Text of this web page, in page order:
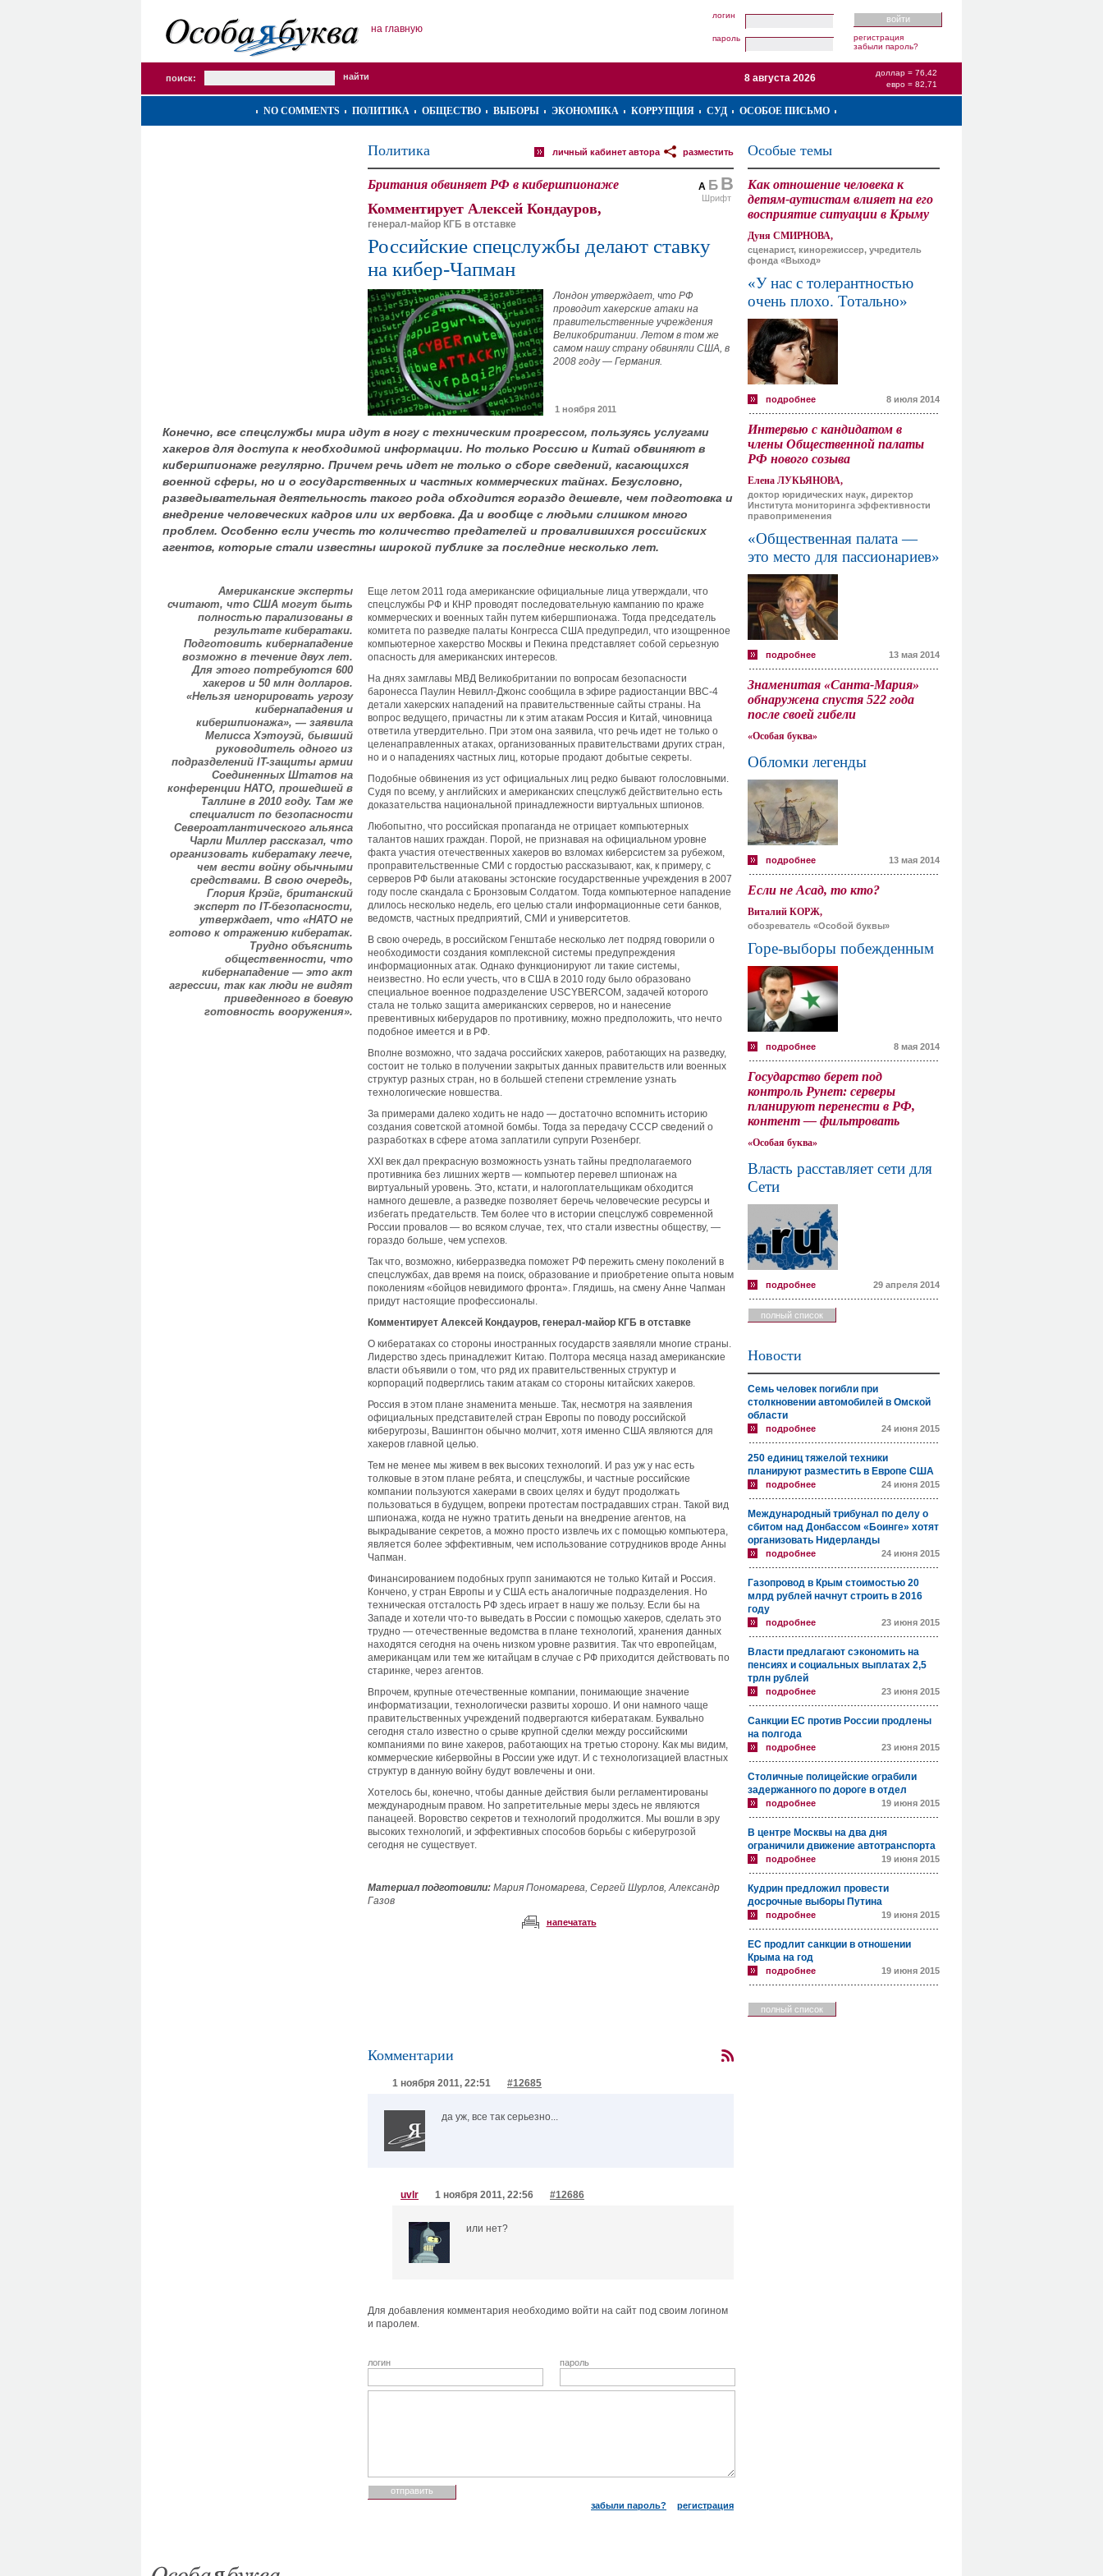
на главную
логин
пароль
регистрация
забыли пароль?
поиск:
доллар = 76,42
евро = 82,71
8 августа 2026
NO COMMENTS ПОЛИТИКА ОБЩЕСТВО ВЫБОРЫ ЭКОНОМИКА КОРРУПЦИЯ СУД ОСОБОЕ ПИСЬМО
Политика разместить
личный кабинет автора
А Б В
Шрифт
Британия обвиняет РФ в кибершпионаже
Комментирует Алексей Кондауров,
генерал-майор КГБ в отставке
Российские спецслужбы делают ставку
на кибер-Чапман
Лондон утверждает, что РФ
проводит хакерские атаки на
правительственные учреждения
Великобритании. Летом в том же
самом нашу страну обвиняли США, в
2008 году — Германия.
1 ноября 2011
Конечно, все спецслужбы мира идут в ногу с техническим прогрессом, пользуясь услугами
хакеров для доступа к необходимой информации. Но только Россию и Китай обвиняют в
кибершпионаже регулярно. Причем речь идет не только о сборе сведений, касающихся
военной сферы, но и о государственных и частных коммерческих тайнах. Безусловно,
разведывательная деятельность такого рода обходится гораздо дешевле, чем подготовка и
внедрение человеческих кадров или их вербовка. Да и вообще с людьми слишком много
проблем. Особенно если учесть то количество предателей и провалившихся российских
агентов, которые стали известны широкой публике за последние несколько лет.
Американские эксперты
считают, что США могут быть
полностью парализованы в
результате кибератаки.
Подготовить кибернападение
возможно в течение двух лет.
Для этого потребуются 600
хакеров и 50 млн долларов.
«Нельзя игнорировать угрозу
кибернападения и
кибершпионажа», — заявила
Мелисса Хэтоуэй, бывший
руководитель одного из
подразделений IT-защиты армии
Соединенных Штатов на
конференции НАТО, прошедшей в
Таллине в 2010 году. Там же
специалист по безопасности
Североатлантического альянса
Чарли Миллер рассказал, что
организовать кибератаку легче,
чем вести войну обычными
средствами. В свою очередь,
Глория Крэйг, британский
эксперт по IT-безопасности,
утверждает, что «НАТО не
готово к отражению кибератак.
Трудно объяснить
общественности, что
кибернападение — это акт
агрессии, так как люди не видят
приведенного в боевую
готовность вооружения».
Еще летом 2011 года американские официальные лица утверждали, что
спецслужбы РФ и КНР проводят последовательную кампанию по краже
коммерческих и военных тайн путем кибершпионажа. Тогда председатель
комитета по разведке палаты Конгресса США предупредил, что изощренное
компьютерное хакерство Москвы и Пекина представляет собой серьезную
опасность для американских интересов.
На днях замглавы МВД Великобритании по вопросам безопасности
баронесса Паулин Невилл-Джонс сообщила в эфире радиостанции BBC-4
детали хакерских нападений на правительственные сайты страны. На
вопрос ведущего, причастны ли к этим атакам Россия и Китай, чиновница
ответила утвердительно. При этом она заявила, что речь идет не только о
целенаправленных атаках, организованных правительствами других стран,
но и о нападениях частных лиц, которые продают добытые секреты.
Подобные обвинения из уст официальных лиц редко бывают голословными.
Судя по всему, у английских и американских спецслужб действительно есть
доказательства национальной принадлежности виртуальных шпионов.
Любопытно, что российская пропаганда не отрицает компьютерных
талантов наших граждан. Порой, не признавая на официальном уровне
факта участия отечественных хакеров во взломах киберсистем за рубежом,
проправительственные СМИ с гордостью рассказывают, как, к примеру, с
серверов РФ были атакованы эстонские государственные учреждения в 2007
году после скандала с Бронзовым Солдатом. Тогда компьютерное нападение
длилось несколько недель, его целью стали информационные сети банков,
ведомств, частных предприятий, СМИ и университетов.
В свою очередь, в российском Генштабе несколько лет подряд говорили о
необходимости создания комплексной системы предупреждения
информационных атак. Однако функционируют ли такие системы,
неизвестно. Но если учесть, что в США в 2010 году было образовано
специальное военное подразделение USCYBERCOM, задачей которого
стала не только защита американских серверов, но и нанесение
превентивных киберударов по противнику, можно предположить, что нечто
подобное имеется и в РФ.
Вполне возможно, что задача российских хакеров, работающих на разведку,
состоит не только в получении закрытых данных правительств или военных
структур разных стран, но в большей степени стремление узнать
технологические новшества.
За примерами далеко ходить не надо — достаточно вспомнить историю
создания советской атомной бомбы. Тогда за передачу СССР сведений о
разработках в сфере атома заплатили супруги Розенберг.
XXI век дал прекрасную возможность узнать тайны предполагаемого
противника без лишних жертв — компьютер перевел шпионаж на
виртуальный уровень. Это, кстати, и налогоплательщикам обходится
намного дешевле, а разведке позволяет беречь человеческие ресурсы и
избегать предательств. Тем более что в истории спецслужб современной
России провалов — во всяком случае, тех, что стали известны обществу, —
гораздо больше, чем успехов.
Так что, возможно, киберразведка поможет РФ пережить смену поколений в
спецслужбах, дав время на поиск, образование и приобретение опыта новым
поколениям «бойцов невидимого фронта». Глядишь, на смену Анне Чапман
придут настоящие профессионалы.
Комментирует Алексей Кондауров, генерал-майор КГБ в отставке
О кибератаках со стороны иностранных государств заявляли многие страны.
Лидерство здесь принадлежит Китаю. Полтора месяца назад американские
власти объявили о том, что ряд их правительственных структур и
корпораций подверглись таким атакам со стороны китайских хакеров.
Россия в этом плане знаменита меньше. Так, несмотря на заявления
официальных представителей стран Европы по поводу российской
киберугрозы, Вашингтон обычно молчит, хотя именно США являются для
хакеров главной целью.
Тем не менее мы живем в век высоких технологий. И раз уж у нас есть
толковые в этом плане ребята, и спецслужбы, и частные российские
компании пользуются хакерами в своих целях и будут продолжать
пользоваться в будущем, вопреки протестам пострадавших стран. Такой вид
шпионажа, когда не нужно тратить деньги на внедрение агентов, на
выкрадывание секретов, а можно просто извлечь их с помощью компьютера,
является более эффективным, чем использование сотрудников вроде Анны
Чапман.
Финансированием подобных групп занимаются не только Китай и Россия.
Кончено, у стран Европы и у США есть аналогичные подразделения. Но
техническая отсталость РФ здесь играет в нашу же пользу. Если бы на
Западе и хотели что-то выведать в России с помощью хакеров, сделать это
трудно — отечественные ведомства в плане технологий, хранения данных
находятся сегодня на очень низком уровне развития. Так что европейцам,
американцам или тем же китайцам в случае с РФ приходится действовать по
старинке, через агентов.
Впрочем, крупные отечественные компании, понимающие значение
информатизации, технологически развиты хорошо. И они намного чаще
правительственных учреждений подвергаются кибератакам. Буквально
сегодня стало известно о срыве крупной сделки между российскими
компаниями по вине хакеров, работающих на третью сторону. Как мы видим,
коммерческие кибервойны в России уже идут. И с технологизацией властных
структур в данную войну будут вовлечены и они.
Хотелось бы, конечно, чтобы данные действия были регламентированы
международным правом. Но запретительные меры здесь не являются
панацеей. Воровство секретов и технологий продолжится. Мы вошли в эру
высоких технологий, и эффективных способов борьбы с киберугрозой
сегодня не существует.
Материал подготовили: Мария Пономарева, Сергей Шурлов, Александр
Газов
напечатать
Комментарии
1 ноября 2011, 22:51 #12685
да уж, все так серьезно...
uvlr 1 ноября 2011, 22:56 #12686
или нет?
Для добавления комментария необходимо войти на сайт под своим логином
и паролем.
логин пароль
забыли пароль? регистрация
Особые темы
Как отношение человека к
детям-аутистам влияет на его
восприятие ситуации в Крыму
Дуня СМИРНОВА,
сценарист, кинорежиссер, учредитель
фонда «Выход»
«У нас с толерантностью
очень плохо. Тотально»
подробнее 8 июля 2014
Интервью с кандидатом в
члены Общественной палаты
РФ нового созыва
Елена ЛУКЬЯНОВА,
доктор юридических наук, директор
Института мониторинга эффективности
правоприменения
«Общественная палата —
это место для пассионариев»
подробнее 13 мая 2014
Знаменитая «Санта-Мария»
обнаружена спустя 522 года
после своей гибели
«Особая буква»
Обломки легенды
подробнее 13 мая 2014
Если не Асад, то кто?
Виталий КОРЖ,
обозреватель «Особой буквы»
Горе-выборы побежденным
подробнее 8 мая 2014
Государство берет под
контроль Рунет: серверы
планируют перенести в РФ,
контент — фильтровать
«Особая буква»
Власть расставляет сети для
Сети
подробнее 29 апреля 2014
полный список
Новости
Семь человек погибли при
столкновении автомобилей в Омской
области
подробнее 24 июня 2015
250 единиц тяжелой техники
планируют разместить в Европе США
подробнее 24 июня 2015
Международный трибунал по делу о
сбитом над Донбассом «Боинге» хотят
организовать Нидерланды
подробнее 24 июня 2015
Газопровод в Крым стоимостью 20
млрд рублей начнут строить в 2016
году
подробнее 23 июня 2015
Власти предлагают сэкономить на
пенсиях и социальных выплатах 2,5
трлн рублей
подробнее 23 июня 2015
Санкции ЕС против России продлены
на полгода
подробнее 23 июня 2015
Столичные полицейские ограбили
задержанного по дороге в отдел
подробнее 19 июня 2015
В центре Москвы на два дня
ограничили движение автотранспорта
подробнее 19 июня 2015
Кудрин предложил провести
досрочные выборы Путина
подробнее 19 июня 2015
ЕС продлит санкции в отношении
Крыма на год
подробнее 19 июня 2015
полный список